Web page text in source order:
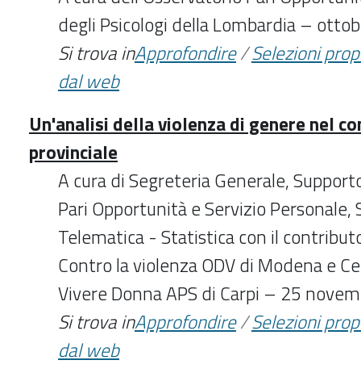
degli Psicologi della Lombardia –
Si trova inApprofondire/Selezioni
dal web
Un'analisi della violenza di genere nel
provinciale
A cura di Segreteria Generale,
Pari Opportunità e Servizio
Telematica - Statistica con il
Contro la violenza ODV di Modena e
Vivere Donna APS di Carpi – 25
Si trova inApprofondire/Selezioni
dal web